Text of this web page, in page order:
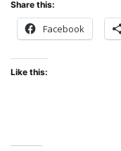
Share this:
Facebook
Like this: